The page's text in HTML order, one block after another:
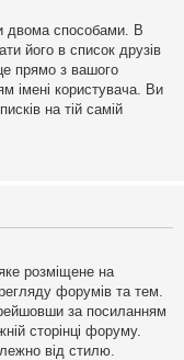
двома способами. В
його в список друзів
прямо з вашого
імені користувача. Ви
на тій самій
розміщене на
форумів та тем.
за посиланням
сторінці форуму.
від стилю.